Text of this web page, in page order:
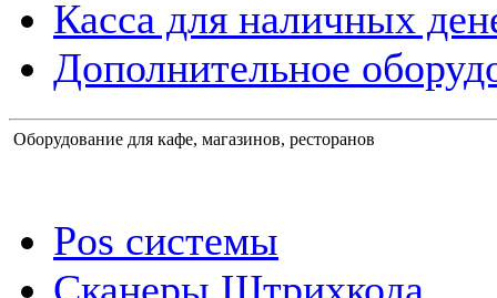
Касса для наличных
Дополнительное
Оборудование для кафе, магазинов, ресторанов
Pos системы